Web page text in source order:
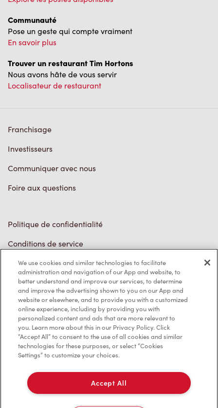
Communauté
Pose un geste qui compte vraiment
En savoir plus
Trouver un restaurant Tim Hortons
Nous avons hâte de vous servir
Localisateur de restaurant
Investisseurs
Communiquer avec nous
Foire aux questions
Conditions de service
Marques de commerce
Accessibilité
Diagnostic
Contactez-nous
TM & © Tim Hortons, 2023
We use cookies and similar technologies to facilitate
administration and navigation of our App and website, to
better understand and improve our services, to determine
and improve the advertising shown to you on our App and
website or elsewhere, and to provide you with a customized
online experience, including by providing you with
personalized content and ads that are more relevant to
you. Learn more about this in our Privacy Policy. Click
“Accept All” to consent to the use of all cookies and similar
technologies for these purposes, or select “Cookies
Settings” to customize your choices.
Accept All